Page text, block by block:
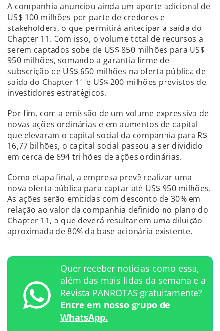
A companhia anunciou ainda um aporte adicional de
US$ 100 milhões por parte de credores e
stakeholders, o que permitirá antecipar a saída do
Chapter 11. Com isso, o volume total de recursos a
serem captados sobe de US$ 850 milhões para US$
950 milhões, somando a garantia firme de
subscrição de US$ 650 milhões na oferta pública de
saída do Chapter 11 e US$ 200 milhões previstos de
investidores estratégicos.
Por fim, com a emissão de um volume expressivo de
novas ações ordinárias e em aumentos de capital
que elevaram o capital social da companhia para R$
16,77 bilhões, o capital social passou a ser dividido
em cerca de 694 trilhões de ações ordinárias.
Como etapa final, a empresa prevê realizar uma
nova oferta pública para captar até US$ 950 milhões.
As ações serão emitidas com desconto de 30% em
relação ao valor da companhia definido no plano do
Chapter 11, o que deverá resultar em uma diluição
aproximada de 80% da base acionária existente.
Quer receber notícias como essa,
além das mais lidas da semana e a
Revista PANROTAS gratuitamente?
Entre em nosso grupo de
WhatsApp.